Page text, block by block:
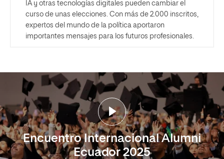
IA y otras tecnologías digitales pueden cambiar el
curso de unas elecciones. Con más de 2.000 inscritos,
expertos del mundo de la política aportaron
importantes mensajes para los futuros profesionales.
Encuentro Internacional Alumni
Ecuador 2025